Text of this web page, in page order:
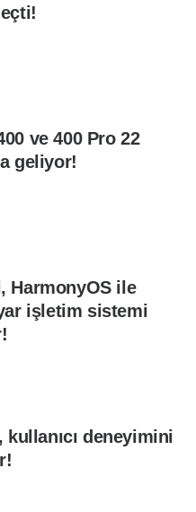
ve 400 Pro 22
geliyor!
HarmonyOS ile
işletim sistemi
kullanıcı deneyimini